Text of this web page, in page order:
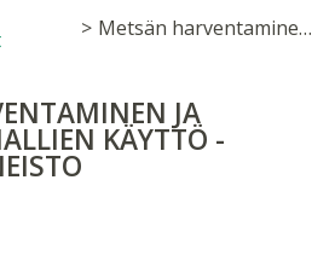
> Metsän harventaminen ja harvennusmallien käyttö -koulutusaineisto
JA
KÄYTTÖ -